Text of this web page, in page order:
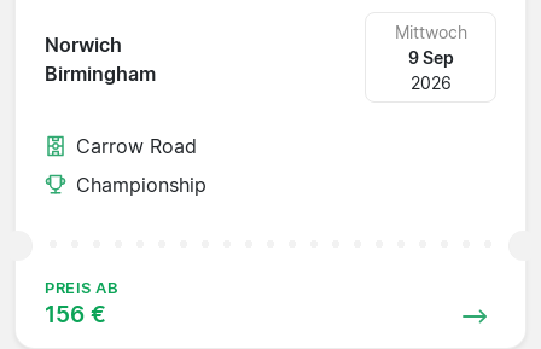
Norwich
Birmingham
Mittwoch
9 Sep
2026
Carrow Road
Championship
PREIS AB
156 €